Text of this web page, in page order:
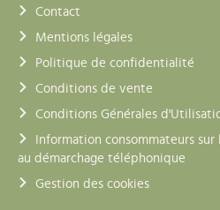
Contact
Mentions légales
Politique de confidentialité
Conditions de vente
Conditions Générales
Information consommateurs
au démarchage téléphonique
Gestion des cookies